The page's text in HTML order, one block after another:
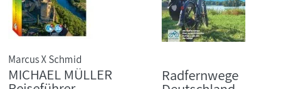
Marcus X Schmid
MICHAEL MÜLLER Radfernwege